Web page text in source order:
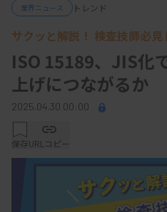
業界ニュース トレンド
サクッと解説！ 検査技師必
ISO 15189、JIS化
上げにつながるか
2025.04.30 00:00
保存URLコピー